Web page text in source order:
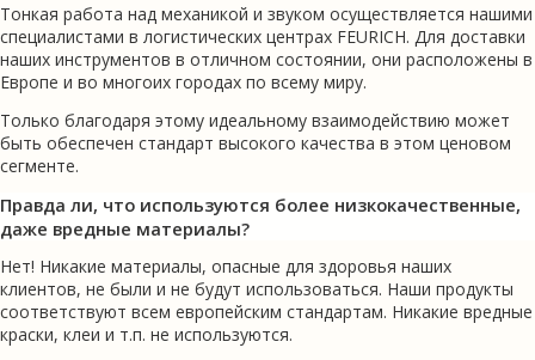
Тонкая работа над механикой и звуком осуществляется нашими
специалистами в логистических центрах FEURICH. Для доставки
наших инструментов в отличном состоянии, они расположены в
Европе и во многоих городах по всему миру.
Только благодаря этому идеальному взаимодействию может
быть обеспечен стандарт высокого качества в этом ценовом
сегменте.
Правда ли, что используются более низкокачественные,
даже вредные материалы?
Нет! Никакие материалы, опасные для здоровья наших
клиентов, не были и не будут использоваться. Наши продукты
соответствуют всем европейским стандартам. Никакие вредные
краски, клеи и т.п. не используются.